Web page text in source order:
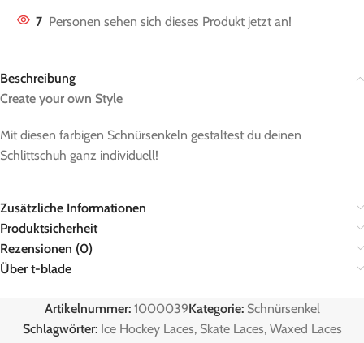
7 Personen sehen sich dieses Produkt jetzt an!
Beschreibung
Create your own Style
Mit diesen farbigen Schnürsenkeln gestaltest du deinen
Schlittschuh ganz individuell!
Zusätzliche Informationen
Produktsicherheit
Rezensionen (0)
Über t-blade
Artikelnummer: 1000039Kategorie: Schnürsenkel
Schlagwörter: Ice Hockey Laces, Skate Laces, Waxed Laces